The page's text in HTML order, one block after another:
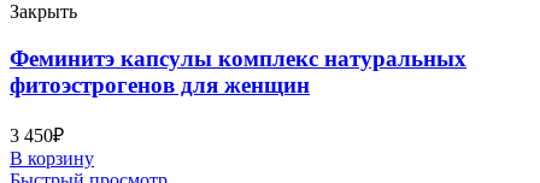
Закрыть
Феминитэ капсулы комплекс натуральных
фитоэстрогенов для женщин
3 450₽
В корзину